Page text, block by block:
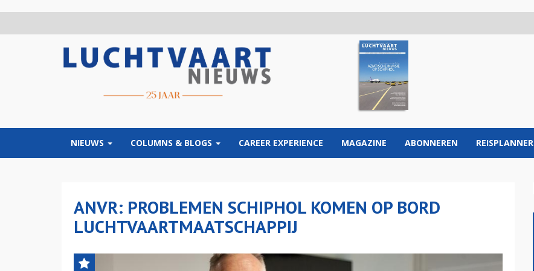
NIEUWS COLUMNS & BLOGS CAREER EXPERIENCE MAGAZINE ABONNEREN REISPLANNER
ANVR: PROBLEMEN SCHIPHOL KOMEN OP BORD
LUCHTVAARTMAATSCHAPPIJ